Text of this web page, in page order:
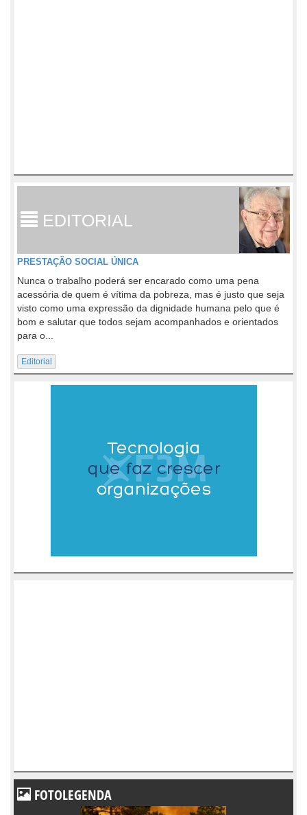
EDITORIAL
PRESTAÇÃO SOCIAL ÚNICA
Nunca o trabalho poderá ser encarado como uma pena
acessória de quem é vítima da pobreza, mas é justo que seja
visto como uma expressão da dignidade humana pelo que é
bom e salutar que todos sejam acompanhados e orientados
para o...
Editorial
FOTOLEGENDA